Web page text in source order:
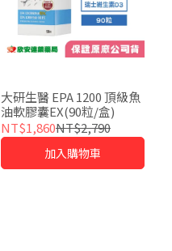
大研生醫 EPA 1200 頂級魚
油軟膠囊EX(90粒/盒)
NT$1,860NT$2,790
加入購物車